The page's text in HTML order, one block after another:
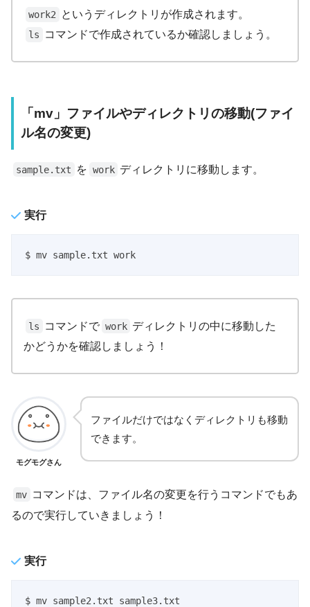
work2 というディレクトリが作成されます。
ls コマンドで作成されているか確認しましょう。
「mv」ファイルやディレクトリの移動(ファイ
ル名の変更)
sample.txt を work ディレクトリに移動します。
実行
$ mv sample.txt work
ls コマンドで work ディレクトリの中に移動した
かどうかを確認しましょう！
モグモグさん
ファイルだけではなくディレクトリも移動
できます。
mv コマンドは、ファイル名の変更を行うコマンドでもあ
るので実行していきましょう！
実行
$ mv sample2.txt sample3.txt